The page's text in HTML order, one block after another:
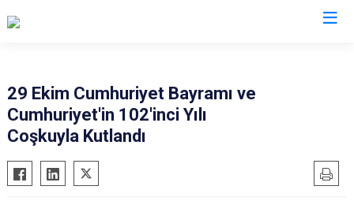
29 Ekim Cumhuriyet Bayramı ve
Cumhuriyet'in 102'inci Yılı
Coşkuyla Kutlandı